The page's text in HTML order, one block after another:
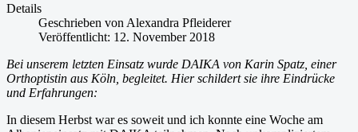
Details
Geschrieben von Alexandra Pfleiderer
Veröffentlicht: 12. November 2018
Bei unserem letzten Einsatz wurde DAIKA von Karin Spatz, einer
Orthoptistin aus Köln, begleitet. Hier schildert sie ihre Eindrücke
und Erfahrungen:
In diesem Herbst war es soweit und ich konnte eine Woche am